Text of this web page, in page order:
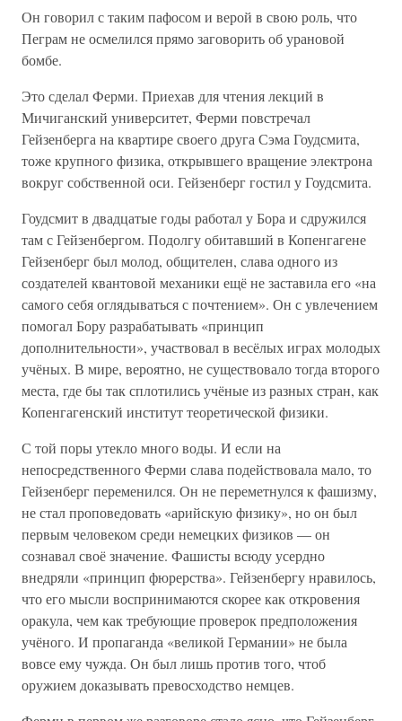
Он говорил с таким пафосом и верой в свою роль, что
Пеграм не осмелился прямо заговорить об урановой
бомбе.
Это сделал Ферми. Приехав для чтения лекций в
Мичиганский университет, Ферми повстречал
Гейзенберга на квартире своего друга Сэма Гоудсмита,
тоже крупного физика, открывшего вращение электрона
вокруг собственной оси. Гейзенберг гостил у Гоудсмита.
Гоудсмит в двадцатые годы работал у Бора и сдружился
там с Гейзенбергом. Подолгу обитавший в Копенгагене
Гейзенберг был молод, общителен, слава одного из
создателей квантовой механики ещё не заставила его «на
самого себя оглядываться с почтением». Он с увлечением
помогал Бору разрабатывать «принцип
дополнительности», участвовал в весёлых играх молодых
учёных. В мире, вероятно, не существовало тогда второго
места, где бы так сплотились учёные из разных стран, как
Копенгагенский институт теоретической физики.
С той поры утекло много воды. И если на
непосредственного Ферми слава подействовала мало, то
Гейзенберг переменился. Он не переметнулся к фашизму,
не стал проповедовать «арийскую физику», но он был
первым человеком среди немецких физиков — он
сознавал своё значение. Фашисты всюду усердно
внедряли «принцип фюрерства». Гейзенбергу нравилось,
что его мысли воспринимаются скорее как откровения
оракула, чем как требующие проверок предположения
учёного. И пропаганда «великой Германии» не была
вовсе ему чужда. Он был лишь против того, чтоб
оружием доказывать превосходство немцев.